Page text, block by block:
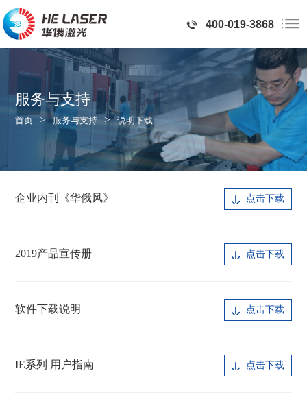
400-019-3868
服务与支持
首页 > 服务与支持 > 说明下载
点击下载
企业内刊《华俄风》
点击下载
2019产品宣传册
点击下载
软件下载说明
点击下载
IE系列 用户指南